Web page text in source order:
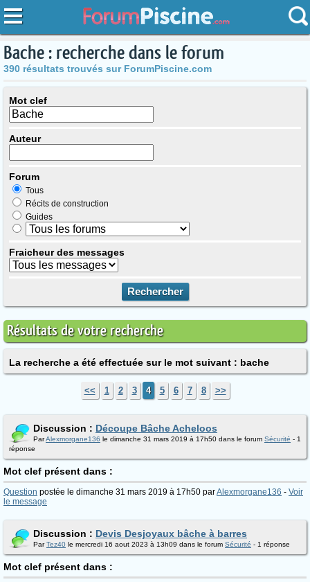
Bache : recherche dans le forum
390 résultats trouvés sur ForumPiscine.com
Mot clef
Auteur
Forum
Tous
Récits de construction
Guides
Fraicheur des messages
Résultats de votre recherche
La recherche a été effectuée sur le mot suivant : bache
<< 1 2 3 4 5 6 7 8 >>
Discussion : Découpe Bâche Acheloos
ParAlexmorgane136 le dimanche 31 mars 2019 à 17h50 dans le forum Sécurité - 1
réponse
Mot clef présent dans :
Question postée le dimanche 31 mars 2019 à 17h50 parAlexmorgane136 - Voir
le message
Discussion : Devis Desjoyaux bâche à barres
ParTez40 le mercredi 16 aout 2023 à 13h09 dans le forum Sécurité - 1 réponse
Mot clef présent dans :